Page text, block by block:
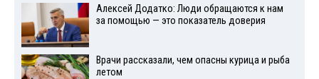
Алексей Додатко: Люди обращаются к нам
за помощью — это показатель доверия
Врачи рассказали, чем опасны курица и рыба
летом